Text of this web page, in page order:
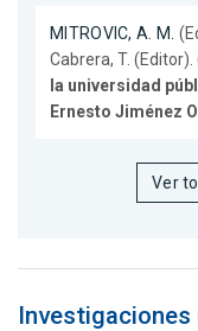
MITROVIC, A. M.
Cabrera, T. (Editor).
la universidad
Ernesto Jiménez
Ver
Investigaciones